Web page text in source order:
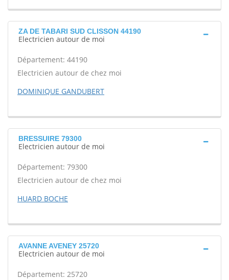
ZA DE TABARI SUD CLISSON 44190
Electricien autour de moi
Département: 44190
Electricien autour de chez moi
DOMINIQUE GANDUBERT
BRESSUIRE 79300
Electricien autour de moi
Département: 79300
Electricien autour de chez moi
HUARD BOCHE
AVANNE AVENEY 25720
Electricien autour de moi
Département: 25720